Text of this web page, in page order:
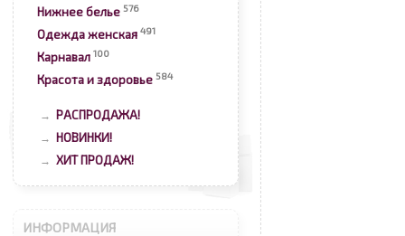
Нижнее белье 576
Одежда женская 491
Карнавал 100
Красота и здоровье 584
→ РАСПРОДАЖА!
→ НОВИНКИ!
→ ХИТ ПРОДАЖ!
ИНФОРМАЦИЯ